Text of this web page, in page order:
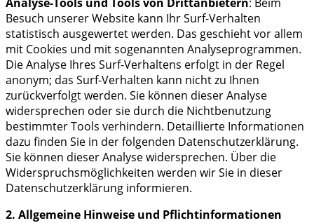
Besuch unserer Website kann Ihr Surf-Verhalten
statistisch ausgewertet werden. Das geschieht vor allem
mit Cookies und mit sogenannten Analyseprogrammen.
Die Analyse Ihres Surf-Verhaltens erfolgt in der Regel
anonym; das Surf-Verhalten kann nicht zu Ihnen
zurückverfolgt werden. Sie können dieser Analyse
widersprechen oder sie durch die Nichtbenutzung
bestimmter Tools verhindern. Detaillierte Informationen
dazu finden Sie in der folgenden Datenschutzerklärung.
Sie können dieser Analyse widersprechen. Über die
Widerspruchsmöglichkeiten werden wir Sie in dieser
Datenschutzerklärung informieren.
2. Allgemeine Hinweise und Pflichtinformationen